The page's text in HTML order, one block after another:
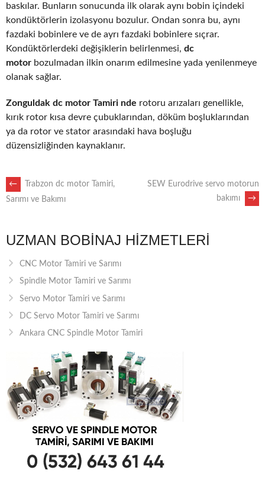
baskılar. Bunların sonucunda ilk olarak aynı bobin içindeki
kondüktörlerin izolasyonu bozulur. Ondan sonra bu, aynı
fazdaki bobinlere ve de ayrı fazdaki bobinlere sıçrar.
Kondüktörlerdeki değişiklerin belirlenmesi, dc
motor bozulmadan ilkin onarım edilmesine yada yenilenmeye
olanak sağlar.
Zonguldak dc motor Tamiri nde rotoru arızaları genellikle,
kırık rotor kısa devre çubuklarından, döküm boşluklarından
ya da rotor ve stator arasındaki hava boşluğu
düzensizliğinden kaynaklanır.
POST
←
Trabzon dc motor Tamiri,
Sarımı ve Bakımı
SEW Eurodrive servo motorun
bakımı
→
UZMAN BOBINAJ HIZMETLERI
CNC Motor Tamiri ve Sarımı
Spindle Motor Tamiri ve Sarımı
Servo Motor Tamiri ve Sarımı
DC Servo Motor Tamiri ve Sarımı
Ankara CNC Spindle Motor Tamiri